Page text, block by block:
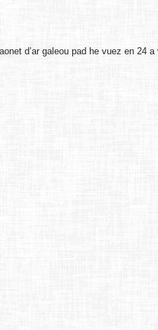
d’ar galeou pad he vuez en 24 a